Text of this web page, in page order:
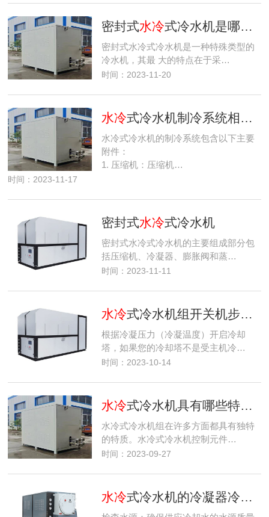
密封式水冷式冷水机是哪种类型的冷水机？
密封式水冷式冷水机是一种特殊类型的
冷水机，其最 大的特点在于采…
时间：2023-11-20
水冷式冷水机制冷系统相关附件
水冷式冷水机的制冷系统包含以下主要
附件：
1. 压缩机：压缩机…
时间：2023-11-17
密封式水冷式冷水机
密封式水冷式冷水机的主要组成部分包
括压缩机、冷凝器、膨胀阀和蒸…
时间：2023-11-11
水冷式冷水机组开关机步骤有哪些？
根据冷凝压力（冷凝温度）开启冷却
塔，如果您的冷却塔不是受主机冷…
时间：2023-10-14
水冷式冷水机具有哪些特质？
水冷式冷水机组在许多方面都具有独特
的特质。水冷式冷水机控制元件…
时间：2023-09-27
水冷式冷水机的冷凝器冷却水系统操作步骤